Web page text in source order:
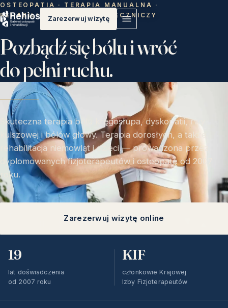
Zarezerwuj wizytę
OSTEOPATIA · TERAPIA MANUALNA ·
REHABILITACJA · MASAŻ LECZNICZY
Pozbądź się bólu i wróć
do pełni ruchu.
Skuteczna terapia bólu kręgosłupa, dyskopatii, rwy
kulszowej i bólów głowy. Terapia dorosłych, a także
rehabilitacja niemowląt i dzieci — prowadzona przez
dyplomowanych fizjoterapeutów i osteopatę od 2007
roku.
Zarezerwuj wizytę online
19
lat doświadczenia
od 2007 roku
KIF
członkowie Krajowej
Izby Fizjoterapeutów